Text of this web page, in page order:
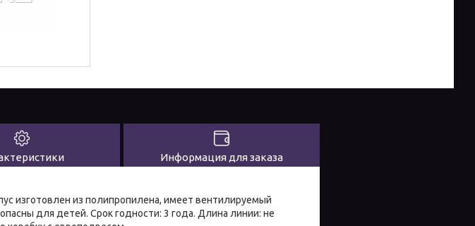
Информация для заказа
изготовлен из полипропилена, имеет вентилируемый
для детей. Срок годности: 3 года. Длина линии: не